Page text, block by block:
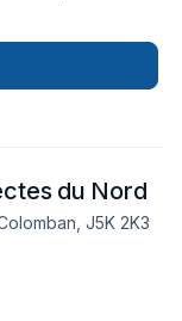
combinant
notre approche
adaptées
du Nord
J5K 2K3